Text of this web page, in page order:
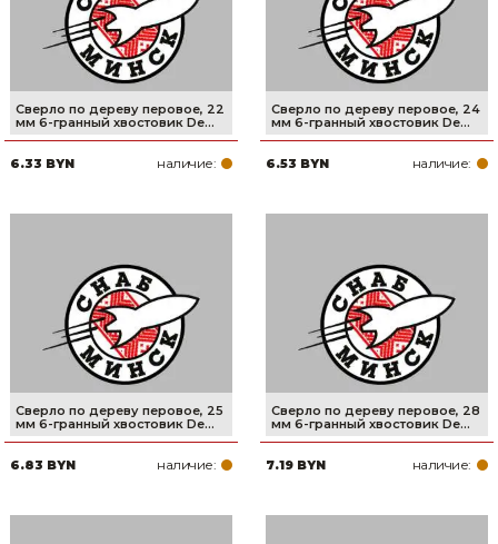
Сверло по дереву перовое, 22
мм 6-гранный хвостовик De...
6.33 BYN наличие:
Сверло по дереву перовое, 24
мм 6-гранный хвостовик De...
6.53 BYN наличие:
Сверло по дереву перовое, 25
мм 6-гранный хвостовик De...
6.83 BYN наличие:
Сверло по дереву перовое, 28
мм 6-гранный хвостовик De...
7.19 BYN наличие: